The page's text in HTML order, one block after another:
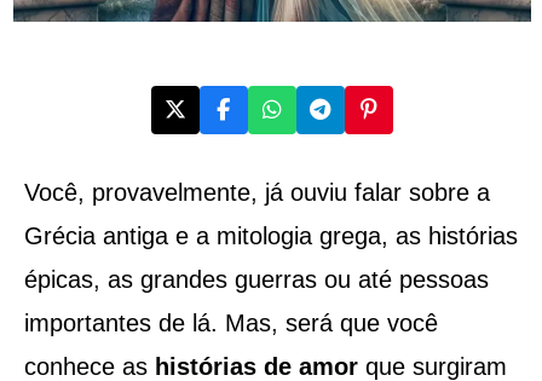
Você, provavelmente, já ouviu falar sobre a
Grécia antiga e a mitologia grega, as histórias
épicas, as grandes guerras ou até pessoas
importantes de lá. Mas, será que você
conhece as histórias de amorque surgiram